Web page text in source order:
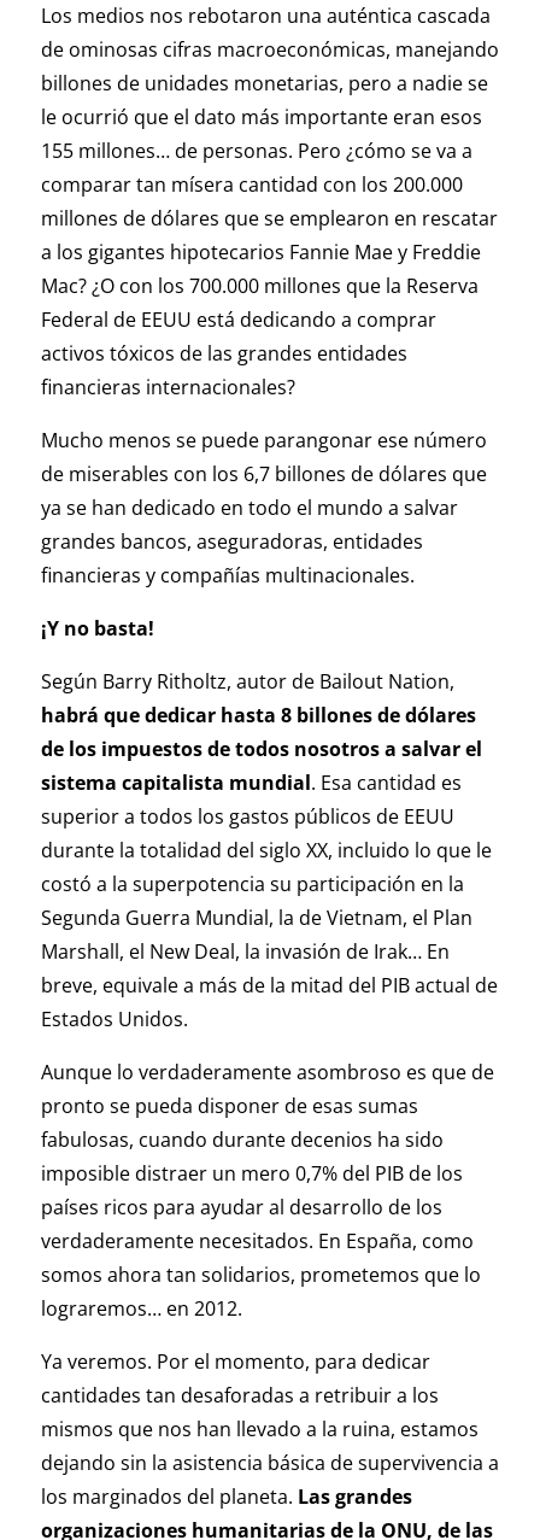
Los medios nos rebotaron una auténtica cascada
de ominosas cifras macroeconómicas, manejando
billones de unidades monetarias, pero a nadie se
le ocurrió que el dato más importante eran esos
155 millones… de personas. Pero ¿cómo se va a
comparar tan mísera cantidad con los 200.000
millones de dólares que se emplearon en rescatar
a los gigantes hipotecarios Fannie Mae y Freddie
Mac? ¿O con los 700.000 millones que la Reserva
Federal de EEUU está dedicando a comprar
activos tóxicos de las grandes entidades
financieras internacionales?
Mucho menos se puede parangonar ese número
de miserables con los 6,7 billones de dólares que
ya se han dedicado en todo el mundo a salvar
grandes bancos, aseguradoras, entidades
financieras y compañías multinacionales.
¡Y no basta!
Según Barry Ritholtz, autor de Bailout Nation,
habrá que dedicar hasta 8 billones de dólares
de los impuestos de todos nosotros a salvar el
sistema capitalista mundial. Esa cantidad es
superior a todos los gastos públicos de EEUU
durante la totalidad del siglo XX, incluido lo que le
costó a la superpotencia su participación en la
Segunda Guerra Mundial, la de Vietnam, el Plan
Marshall, el New Deal, la invasión de Irak… En
breve, equivale a más de la mitad del PIB actual de
Estados Unidos.
Aunque lo verdaderamente asombroso es que de
pronto se pueda disponer de esas sumas
fabulosas, cuando durante decenios ha sido
imposible distraer un mero 0,7% del PIB de los
países ricos para ayudar al desarrollo de los
verdaderamente necesitados. En España, como
somos ahora tan solidarios, prometemos que lo
lograremos… en 2012.
Ya veremos. Por el momento, para dedicar
cantidades tan desaforadas a retribuir a los
mismos que nos han llevado a la ruina, estamos
dejando sin la asistencia básica de supervivencia a
los marginados del planeta. Las grandes
organizaciones humanitarias de la ONU, de las